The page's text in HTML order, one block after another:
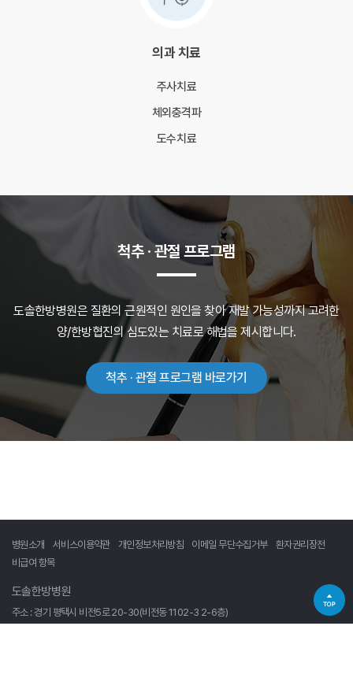
의과 치료
주사치료
체외충격파
도수치료
척추 · 관절 프로그램
도솔한방병원은 질환의 근원적인 원인을 찾아 재발 가능성까지 고려한
양/한방협진의 심도있는 치료로 해법을 제시합니다.
척추 · 관절 프로그램 바로가기
병원소개 서비스이용약관 개인정보처리방침 이메일 무단수집거부
환자권리장전
비급여 항목
도솔한방병원
주소 : 경기 평택시 비전5로 20-30(비전동 1102-3 2-6층)